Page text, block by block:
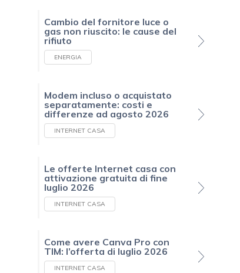
Cambio del fornitore luce o
gas non riuscito: le cause del
rifiuto
ENERGIA
Modem incluso o acquistato
separatamente: costi e
differenze ad agosto 2026
INTERNET CASA
Le offerte Internet casa con
attivazione gratuita di fine
luglio 2026
INTERNET CASA
Come avere Canva Pro con
TIM: l’offerta di luglio 2026
INTERNET CASA